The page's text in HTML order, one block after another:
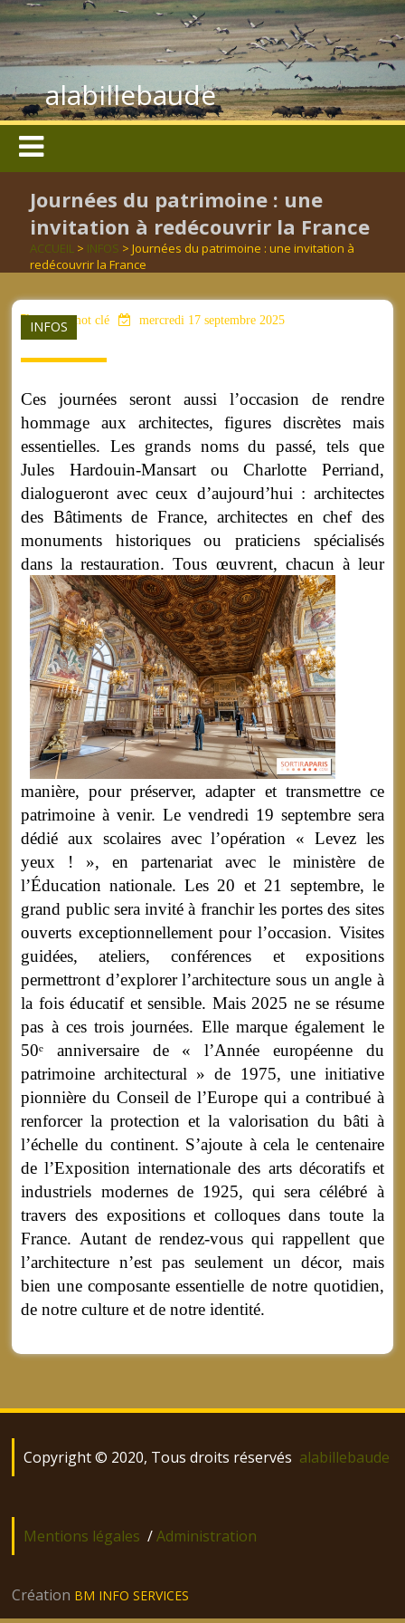
alabillebaude
Journées du patrimoine : une
invitation à redécouvrir la France
ACCUEIL > INFOS > Journées du patrimoine : une invitation à
redécouvrir la France
INFOS
aucun mot clé mercredi 17 septembre 2025
Ces journées seront aussi l’occasion de rendre
hommage aux architectes, figures discrètes mais
essentielles. Les grands noms du passé, tels que
Jules Hardouin-Mansart ou Charlotte Perriand,
dialogueront avec ceux d’aujourd’hui : architectes
des Bâtiments de France, architectes en chef des
monuments historiques ou praticiens spécialisés
dans la restauration.Tous œuvrent, chacun à leur
manière, pour préserver, adapter et transmettre ce
patrimoine à venir. Le vendredi 19 septembre sera
dédié aux scolaires avec l’opération « Levez les
yeux ! », en partenariat avec le ministère de
l’Éducation nationale. Les 20 et 21 septembre, le
grand public sera invité à franchir les portes des sites
ouverts exceptionnellement pour l’occasion. Visites
guidées, ateliers, conférences et expositions
permettront d’explorer l’architecture sous un angle à
la fois éducatif et sensible. Mais 2025 ne se résume
pas à ces trois journées. Elle marque également le
50ᵉ anniversaire de « l’Année européenne du
patrimoine architectural » de 1975, une initiative
pionnière du Conseil de l’Europe qui a contribué à
renforcer la protection et la valorisation du bâti à
l’échelle du continent. S’ajoute à cela le centenaire
de l’Exposition internationale des arts décoratifs et
industriels modernes de 1925, qui sera célébré à
travers des expositions et colloques dans toute la
France. Autant de rendez-vous qui rappellent que
l’architecture n’est pas seulement un décor, mais
bien une composante essentielle de notre quotidien,
de notre culture et de notre identité.
Copyright © 2020, Tous droits réservés alabillebaude
Mentions légales /Administration
Création BM INFO SERVICES